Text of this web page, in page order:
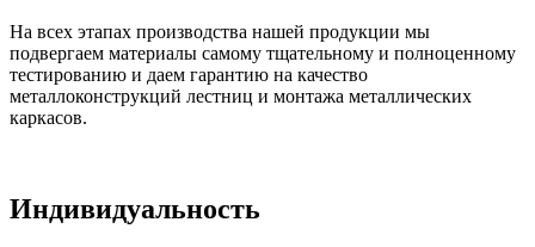
На всех этапах производства нашей продукции мы
подвергаем материалы самому тщательному и полноценному
тестированию и даем гарантию на качество
металлоконструкций лестниц и монтажа металлических
каркасов.
Индивидуальность